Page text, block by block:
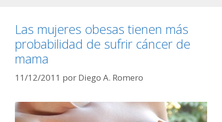
Las mujeres obesas tienen más
probabilidad de sufrir cáncer de
mama
11/12/2011 por Diego A. Romero